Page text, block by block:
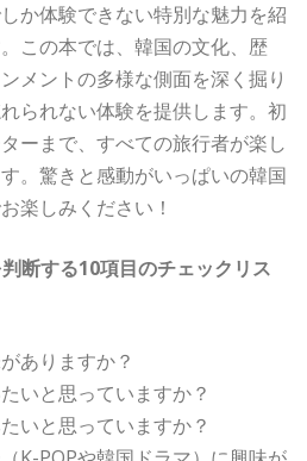
か体験できない特別な魅力を紹
この本では、韓国の文化、歴
メントの多様な側面を深く掘り
られない体験を提供します。初
ーまで、すべての旅行者が楽し
。驚きと感動がいっぱいの韓国
楽しみください！
断する10項目のチェックリス
ありますか？
いと思っていますか？
いと思っていますか？